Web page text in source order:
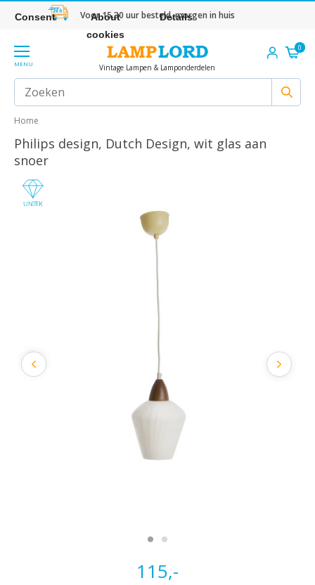
Voor 15.30 uur besteld, morgen in huis
MENU Vintage Lampen & Lamponderdelen
0
Home
Philips design, Dutch Design, wit glas aan
snoer
115,-
Consent
About
cookies
Details